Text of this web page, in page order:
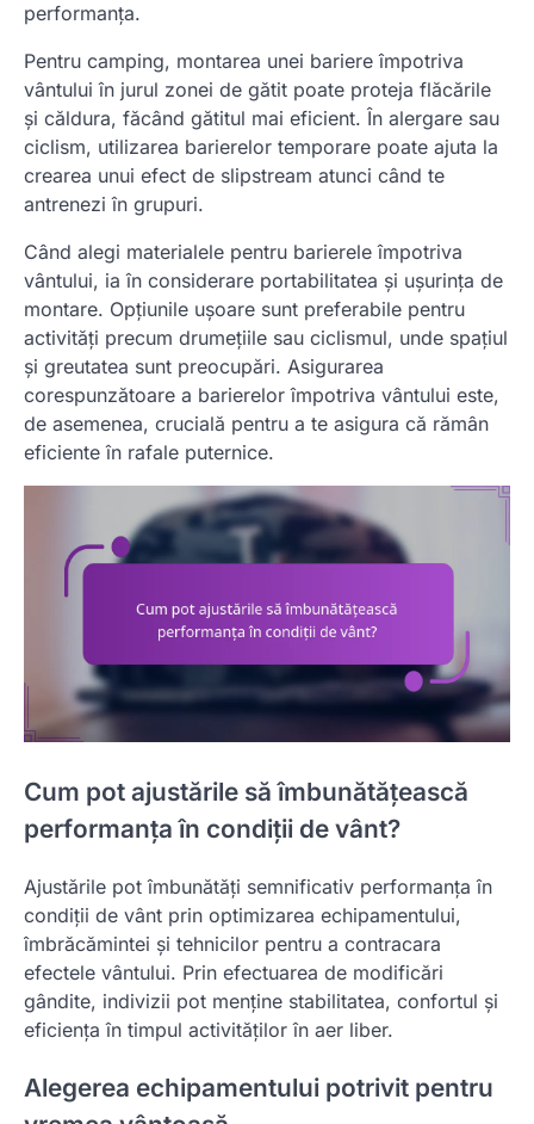
performanța.
Pentru camping, montarea unei bariere împotriva
vântului în jurul zonei de gătit poate proteja flăcările
și căldura, făcând gătitul mai eficient. În alergare sau
ciclism, utilizarea barierelor temporare poate ajuta la
crearea unui efect de slipstream atunci când te
antrenezi în grupuri.
Când alegi materialele pentru barierele împotriva
vântului, ia în considerare portabilitatea și ușurința de
montare. Opțiunile ușoare sunt preferabile pentru
activități precum drumețiile sau ciclismul, unde spațiul
și greutatea sunt preocupări. Asigurarea
corespunzătoare a barierelor împotriva vântului este,
de asemenea, crucială pentru a te asigura că rămân
eficiente în rafale puternice.
Cum pot ajustările să îmbunătățească
performanța în condiții de vânt?
Ajustările pot îmbunătăți semnificativ performanța în
condiții de vânt prin optimizarea echipamentului,
îmbrăcămintei și tehnicilor pentru a contracara
efectele vântului. Prin efectuarea de modificări
gândite, indivizii pot menține stabilitatea, confortul și
eficiența în timpul activităților în aer liber.
Alegerea echipamentului potrivit pentru